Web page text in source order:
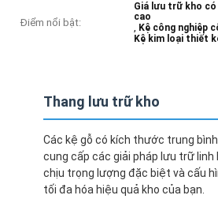
Điểm nổi bật:
Giá lưu trữ kho
cao
, Kệ công nghiệp
Kệ kim loại thiết
Thang lưu trữ kho
Các kệ gỗ có kích thước trung
cung cấp các giải pháp lưu trữ linh
chịu trọng lượng đặc biệt và cấu
tối đa hóa hiệu quả kho của bạn.